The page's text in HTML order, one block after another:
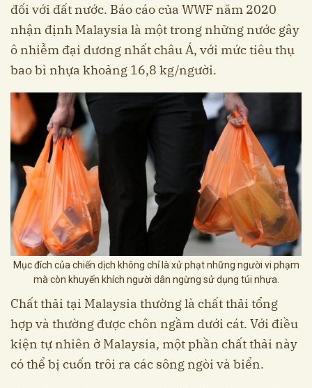
đối với đất nước. Báo cáo của WWF năm 2020
nhận định Malaysia là một trong những nước gây
ô nhiễm đại dương nhất châu Á, với mức tiêu thụ
bao bì nhựa khoảng 16,8 kg/người.
Mục đích của chiến dịch không chỉ là xử phạt những người vi phạm
mà còn khuyến khích người dân ngừng sử dụng túi nhựa.
Chất thải tại Malaysia thường là chất thải tổng
hợp và thường được chôn ngầm dưới cát. Với điều
kiện tự nhiên ở Malaysia, một phần chất thải này
có thể bị cuốn trôi ra các sông ngòi và biển.